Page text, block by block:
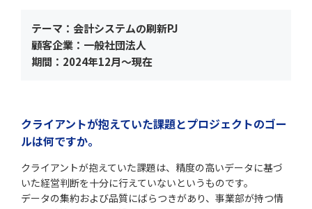
テーマ：会計システムの刷新PJ
顧客企業：一般社団法人
期間：2024年12月〜現在
クライアントが抱えていた課題とプロジェクトのゴー
ルは何ですか。
クライアントが抱えていた課題は、精度の高いデータに基づ
いた経営判断を十分に行えていないというものです。
データの集約および品質にばらつきがあり、事業部が持つ情